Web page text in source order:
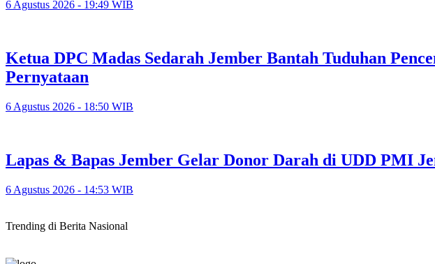
6 Agustus 2026 - 19:49 WIB
Ketua DPC Madas Sedarah Jember Bantah Tuduhan
Pernyataan
6 Agustus 2026 - 18:50 WIB
Lapas & Bapas Jember Gelar Donor Darah di UDD PMI
6 Agustus 2026 - 14:53 WIB
Trending di Berita Nasional